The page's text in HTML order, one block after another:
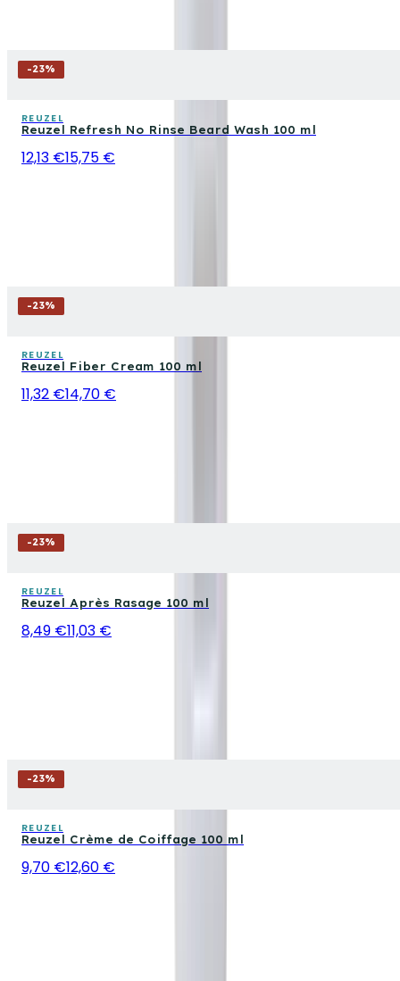
-23%
REUZEL
Reuzel Refresh No Rinse Beard Wash 100 ml
12,13 €15,75 €
-23%
REUZEL
Reuzel Fiber Cream 100 ml
11,32 €14,70 €
-23%
REUZEL
Reuzel Après Rasage 100 ml
8,49 €11,03 €
-23%
REUZEL
Reuzel Crème de Coiffage 100 ml
9,70 €12,60 €